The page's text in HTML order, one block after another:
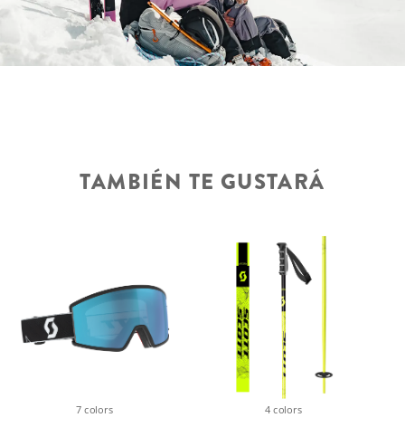
TAMBIÉN TE GUSTARÁ
7 colors 4 colors